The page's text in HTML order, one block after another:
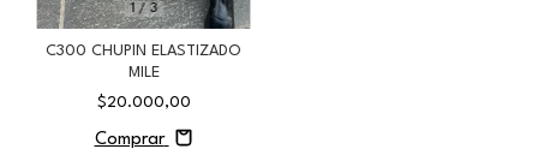
1/3
C300 CHUPIN ELASTIZADO
MILE
$20.000,00
Comprar